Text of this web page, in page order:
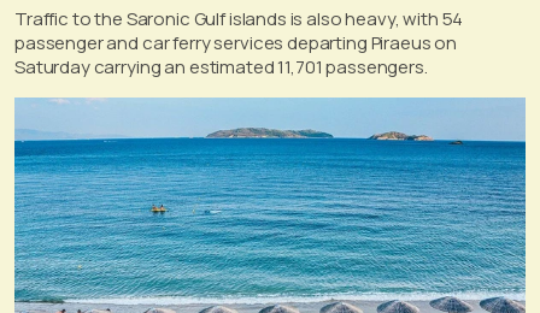
Traffic to the Saronic Gulf islands is also heavy, with 54
passenger and car ferry services departing Piraeus on
Saturday carrying an estimated 11,701 passengers.